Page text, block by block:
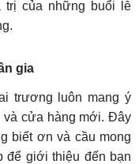
trị của những buổi lễ
gia
trương luôn mang ý
và cửa hàng mới. Đây
biết ơn và cầu mong
để giới thiệu đến bạn